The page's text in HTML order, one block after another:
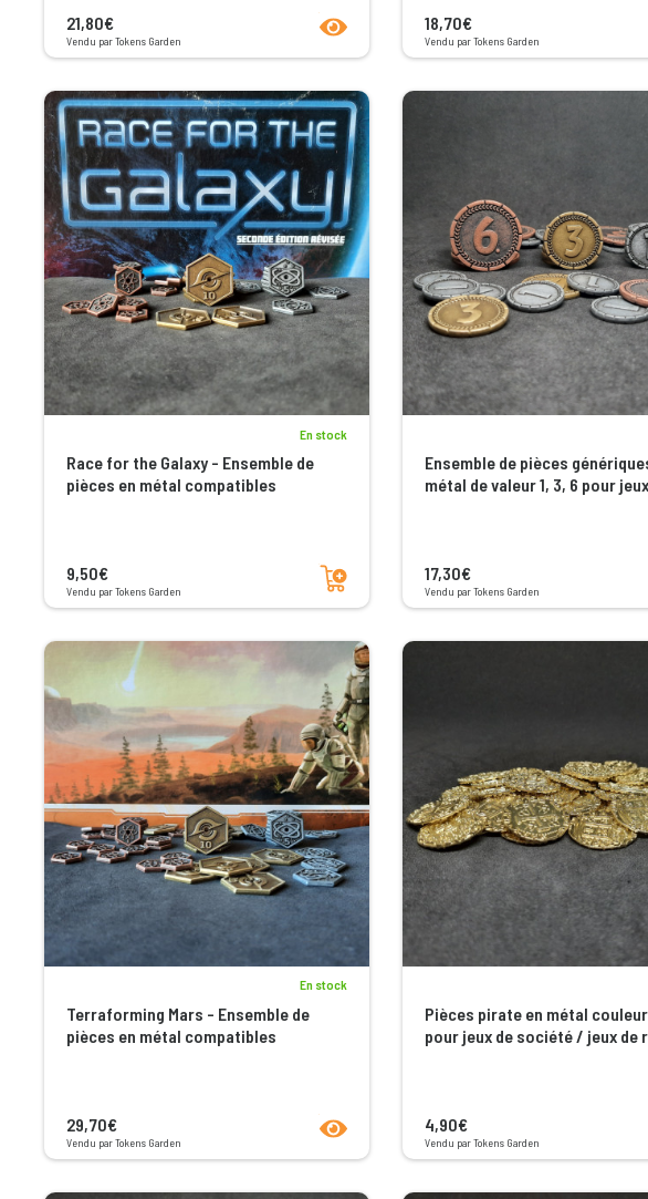
21,80€
Vendu par Tokens Garden
product.seeProductPage
18,70€
Vendu par Tokens Garden
En stock
Race for the Galaxy - Ensemble de
pièces en métal compatibles
9,50€
Vendu par Tokens Garden
Ajouter au panier
Ensemble de pièces
métal de valeur 1, 3, 6 pour
17,30€
Vendu par Tokens Garden
En stock
Terraforming Mars - Ensemble de
pièces en métal compatibles
29,70€
Vendu par Tokens Garden
product.seeProductPage
Pièces pirate en métal
pour jeux de société / jeux de
4,90€
Vendu par Tokens Garden